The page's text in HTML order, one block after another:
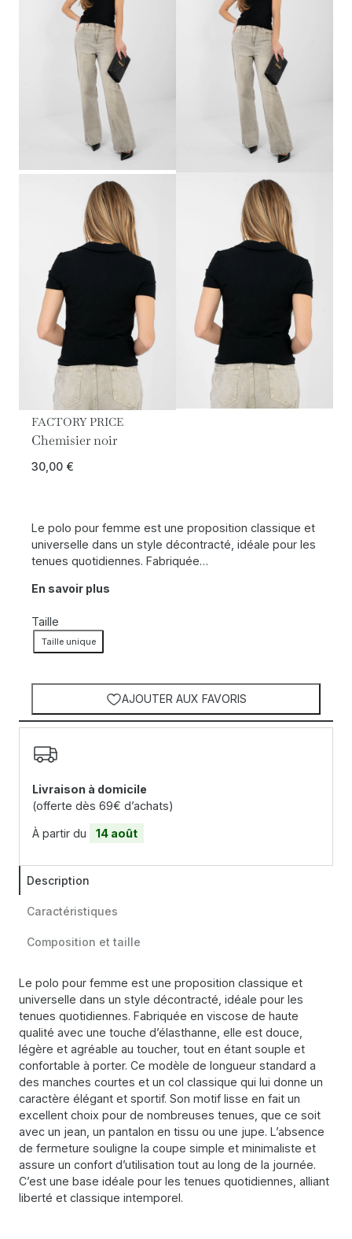
FACTORY PRICE
Chemisier noir
30,00 €
Le polo pour femme est une proposition classique et
universelle dans un style décontracté, idéale pour les
tenues quotidiennes. Fabriquée…
En savoir plus
Taille
Taille unique
AJOUTER AUX FAVORIS
Livraison à domicile
(offerte dès 69€ d’achats)
À partir du 14 août
Description
Caractéristiques
Composition et taille
Le polo pour femme est une proposition classique et
universelle dans un style décontracté, idéale pour les
tenues quotidiennes. Fabriquée en viscose de haute
qualité avec une touche d’élasthanne, elle est douce,
légère et agréable au toucher, tout en étant souple et
confortable à porter. Ce modèle de longueur standard a
des manches courtes et un col classique qui lui donne un
caractère élégant et sportif. Son motif lisse en fait un
excellent choix pour de nombreuses tenues, que ce soit
avec un jean, un pantalon en tissu ou une jupe. L’absence
de fermeture souligne la coupe simple et minimaliste et
assure un confort d’utilisation tout au long de la journée.
C’est une base idéale pour les tenues quotidiennes, alliant
liberté et classique intemporel.